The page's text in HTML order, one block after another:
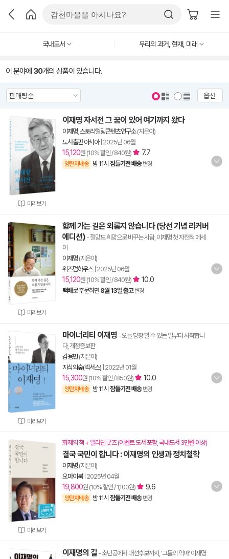
국내도서 우리의 과거, 현재, 미래
이 분야에 30개의 상품이 있습니다.
옵션
미리보기
이재명 자서전 그 꿈이 있어 여기까지 왔다
이재명, 스토리텔링콘텐츠연구소(지은이)
도서출판 아시아| 2025년 06월
15,120원 (10% 할인 / 840원) 7.7
양탄자배송 밤 11시 잠들기전 배송 변경
미리보기
함께 가는 길은 외롭지 않습니다 (당선 기념 리커버
에디션) - 절망도 희망으로 바꾸는 사람, 이재명 첫 자전적 에세
이
이재명(지은이)
위즈덤하우스| 2025년 06월
15,120원 (10% 할인 / 840원) 10.0
택배로 주문하면 8월 13일 출고 변경
미리보기
마이너리티 이재명 - 오늘 당장 할 수 있는 일부터 시작합니
다, 개정증보판
김용민(지은이)
지식의숲(넥서스) 2022년 01월
15,300원 (10% 할인 / 850원) 10.0
양탄자배송 밤 11시 잠들기전 배송 변경
미리보기
화제의 책 + 알라딘 굿즈 (이벤트 도서 포함, 국내도서 3만원 이상)
결국 국민이 합니다 : 이재명의 인생과 정치철학
이재명(지은이)
오마이북| 2025년 04월
19,800원 (10% 할인 / 1,100원) 9.6
양탄자배송 밤 11시 잠들기전 배송 변경
이재명의 길 - 소년공에서 대선후보까지, ‘그들의 악마’ 이재명